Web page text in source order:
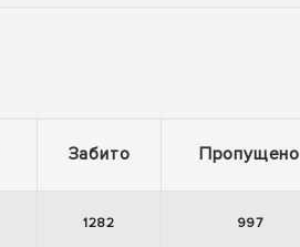
Забито Пропущено
1282 997